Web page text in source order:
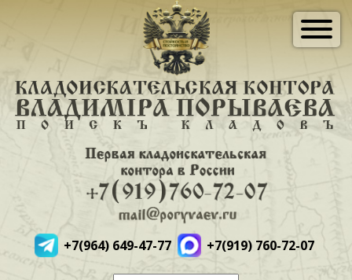
+7(964) 649-47-77 +7(919) 760-72-07